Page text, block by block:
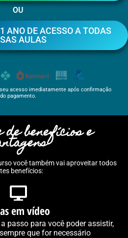
OU
ANO DE ACESSO A TODAS
AULAS
acesso imediatamente após confirmação
do pagamento.
de benefícios e
você também vai aproveitar todos
benefícios:
em vídeo
passo para você poder assistir,
que for necessário